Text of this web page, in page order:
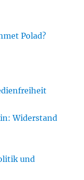
Polad?
Widerstand
und